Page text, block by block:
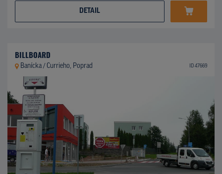
DETAIL
BILLBOARD
Banícka / Currieho, Poprad ID 47669